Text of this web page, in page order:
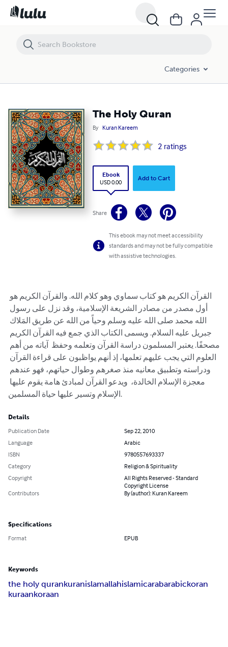
Categories
The Holy Quran
By Kuran Kareem
2 ratings
Ebook
USD 0.00
Add to Cart
Share
This ebook may not meet accessibility
standards and may not be fully compatible
with assistive technologies.
القرآن الكريم هو كتاب سماوي وهو كلام الله. والقرآن الكريم هو
أول مصدر من مصادر الشريعة الإسلامية، وقد نزل على رسول
الله محمد صلى الله عليه وسلم وحياً من الله عن طريق المَلاك
جبريل عليه السلام. ويسمى الكتاب الذي جمع فيه القرآن الكريم
مصحفًا. يعتبر المسلمون دراسة القرآن وتعلمه وحفظ  آیاته من أهم
العلوم التي يجب عليهم تعلمها، إذ أنهم يواظبون على قراءة القرآن
ودراسته وتطبيق معانيه منذ صغرهم وطوال حياتهم، فهو عندهم
معجزة الإسلام الخالدة،  ويدعو القرآن لمبادئ هامة يقوم عليها
الإسلام وتسير عليها حياة المسلمين.
Details
Publication Date
Sep 22, 2010
Language
Arabic
ISBN
9780557693337
Category
Religion & Spirituality
Copyright
All Rights Reserved - Standard
Copyright License
Contributors
By (author): Kuran Kareem
Specifications
Format EPUB
Keywords
the holy qurankuranislamallahislamicarabarabickoran
kuraankoraan
The Holy Quran